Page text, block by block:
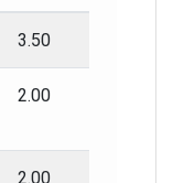
3.50
2.00
2.00